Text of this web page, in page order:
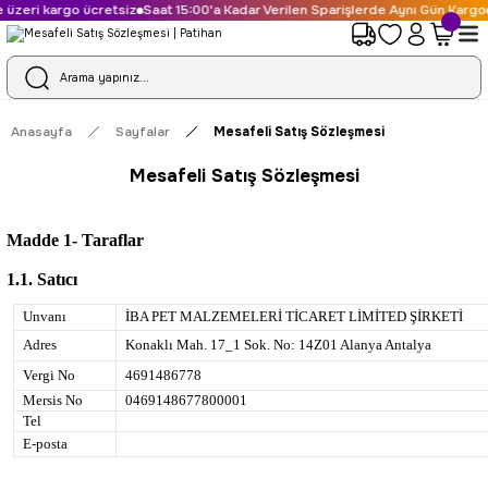
ücretsiz Saat 15:00'a Kadar Verilen Sparişlerde Aynı Gün Kargo
Anasayfa Sayfalar Mesafeli Satış Sözleşmesi
Mesafeli Satış Sözleşmesi
Madde 1- Taraflar
1.1. Satıcı
Unvanı
İBA PET MALZEMELERİ TİCARET LİMİTED ŞİRKETİ
Adres
Konaklı Mah. 17_1 Sok. No: 14Z01 Alanya Antalya
Vergi No
4691486778
Mersis No
0469148677800001
Tel
E-posta